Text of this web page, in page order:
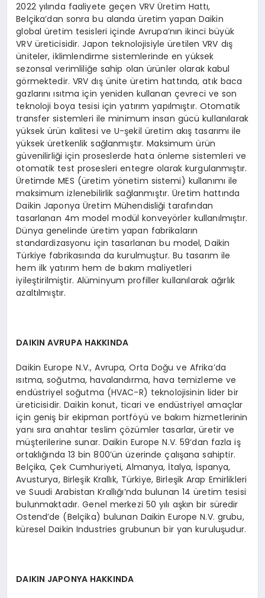
2022 yılında faaliyete geçen VRV Üretim Hattı,
Belçika’dan sonra bu alanda üretim yapan Daikin
global üretim tesisleri içinde Avrupa’nın ikinci büyük
VRV üreticisidir. Japon teknolojisiyle üretilen VRV dış
üniteler, iklimlendirme sistemlerinde en yüksek
sezonsal verimliliğe sahip olan ürünler olarak kabul
görmektedir. VRV dış ünite üretim hattında, atık baca
gazlarını ısıtma için yeniden kullanan çevreci ve son
teknoloji boya tesisi için yatırım yapılmıştır. Otomatik
transfer sistemleri ile minimum insan gücü kullanılarak
yüksek ürün kalitesi ve U-şekil üretim akış tasarımı ile
yüksek üretkenlik sağlanmıştır. Maksimum ürün
güvenilirliği için proseslerde hata önleme sistemleri ve
otomatik test prosesleri entegre olarak kurgulanmıştır.
Üretimde MES (üretim yönetim sistemi) kullanımı ile
maksimum izlenebilirlik sağlanmıştır. Üretim hattında
Daikin Japonya Üretim Mühendisliği tarafından
tasarlanan 4m model modül konveyörler kullanılmıştır.
Dünya genelinde üretim yapan fabrikaların
standardizasyonu için tasarlanan bu model, Daikin
Türkiye fabrikasında da kurulmuştur. Bu tasarım ile
hem ilk yatırım hem de bakım maliyetleri
iyileştirilmiştir. Alüminyum profiller kullanılarak ağırlık
azaltılmıştır.
DAIKIN AVRUPA HAKKINDA
Daikin Europe N.V., Avrupa, Orta Doğu ve Afrika’da
ısıtma, soğutma, havalandırma, hava temizleme ve
endüstriyel soğutma (HVAC-R) teknolojisinin lider bir
üreticisidir. Daikin konut, ticari ve endüstriyel amaçlar
için geniş bir ekipman portföyü ve bakım hizmetlerinin
yanı sıra anahtar teslim çözümler tasarlar, üretir ve
müşterilerine sunar. Daikin Europe N.V. 59‘dan fazla iş
ortaklığında 13 bin 800’ün üzerinde çalışana sahiptir.
Belçika, Çek Cumhuriyeti, Almanya, İtalya, İspanya,
Avusturya, Birleşik Krallık, Türkiye, Birleşik Arap Emirlikleri
ve Suudi Arabistan Krallığı’nda bulunan 14 üretim tesisi
bulunmaktadır. Genel merkezi 50 yılı aşkın bir süredir
Ostend’de (Belçika) bulunan Daikin Europe N.V. grubu,
küresel Daikin Industries grubunun bir yan kuruluşudur.
DAIKIN JAPONYA HAKKINDA